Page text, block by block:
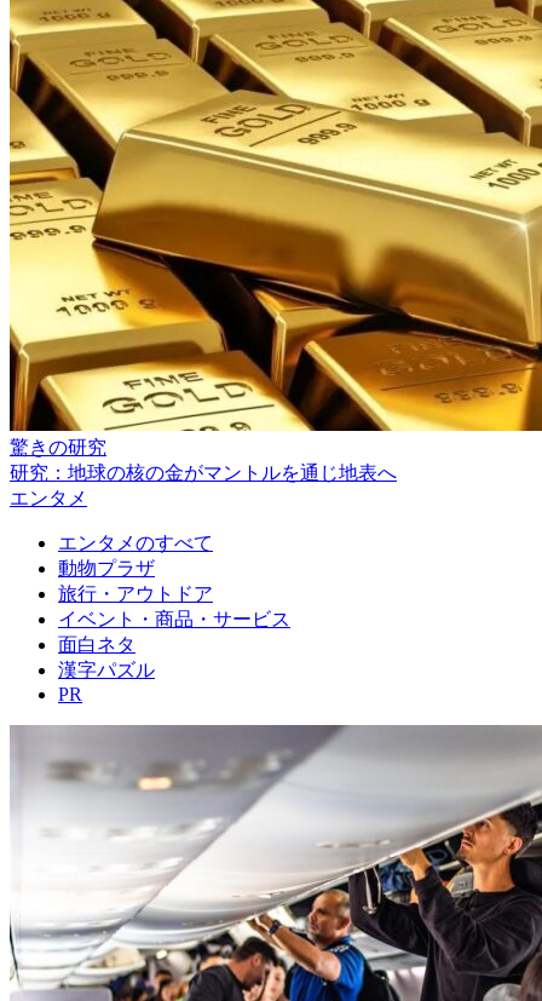
驚きの研究
研究：地球の核の金がマントルを通じ地表へ
エンタメ
エンタメのすべて
動物プラザ
旅行・アウトドア
イベント・商品・サービス
面白ネタ
漢字パズル
PR